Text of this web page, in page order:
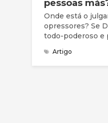
pessoas
Onde está o
opressores? Se
todo-poderoso e
Artigo